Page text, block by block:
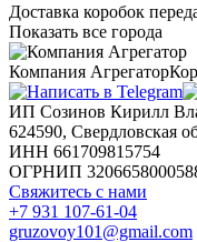
Доставка коробок
Показать все города
Компания Агрегатор
ИП Созинов Кирилл
624590, Свердловская
ИНН 661709815754
ОГРНИП
Свяжитесь с нами
+7 931 107-61-04
gruzovoy101@gmail.com